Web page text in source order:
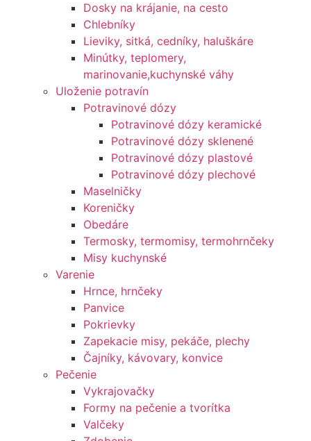
Dosky na krájanie, na cesto
Chlebníky
Lieviky, sitká, cedníky, haluškáre
Minútky, teplomery,
marinovanie,kuchynské váhy
Uloženie potravín
Potravinové dózy
Potravinové dózy keramické
Potravinové dózy sklenené
Potravinové dózy plastové
Potravinové dózy plechové
Maselničky
Koreničky
Obedáre
Termosky, termomisy, termohrnčeky
Misy kuchynské
Varenie
Hrnce, hrnčeky
Panvice
Pokrievky
Zapekacie misy, pekáče, plechy
Čajníky, kávovary, konvice
Pečenie
Vykrajovačky
Formy na pečenie a tvorítka
Valčeky